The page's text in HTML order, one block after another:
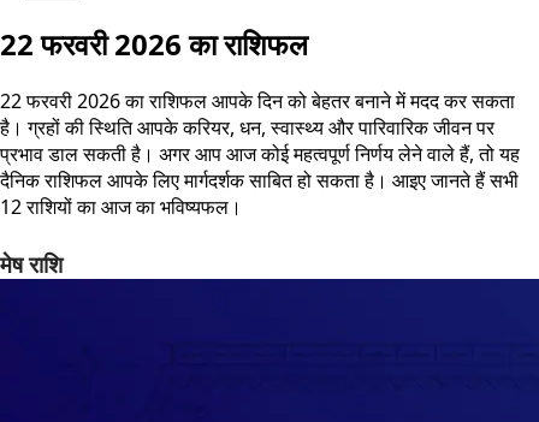
22 फरवरी 2026 का राशिफल
22 फरवरी 2026 का राशिफल आपके दिन को बेहतर बनाने में मदद कर सकता
है। ग्रहों की स्थिति आपके करियर, धन, स्वास्थ्य और पारिवारिक जीवन पर
प्रभाव डाल सकती है। अगर आप आज कोई महत्वपूर्ण निर्णय लेने वाले हैं, तो यह
दैनिक राशिफल आपके लिए मार्गदर्शक साबित हो सकता है। आइए जानते हैं सभी
12 राशियों का आज का भविष्यफल।
मेष राशि